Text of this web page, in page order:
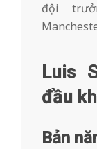
đội
Luis
đầu
Bản